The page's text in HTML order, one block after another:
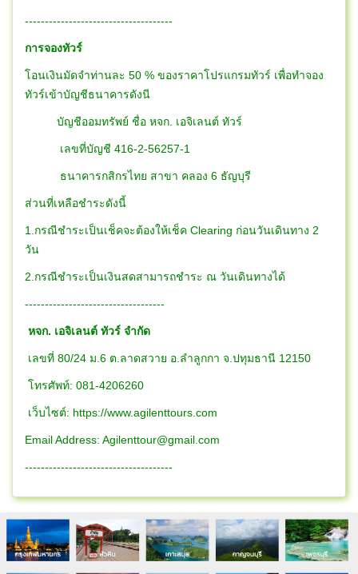
-------------------------------------
การจองทัวร์
โอนเงินมัดจำท่านละ 50 % ของราคาโปรแกรมทัวร์ เพื่อทำจอง
ทัวร์เข้าบัญชีธนาคารดังนี
บัญชีออมทรัพย์ ชื่อ หจก. เอจิเลนต์ ทัวร์
เลขที่บัญชี 416-2-56257-1
ธนาคารกสิกรไทย สาขา คลอง 6 ธัญบุรี
ส่วนที่เหลือชำระดังนี้
1.กรณีชำระเป็นเช็คจะต้องให้เช็ค Clearing ก่อนวันเดินทาง 2
วัน
2.กรณีชำระเป็นเงินสดสามารถชำระ ณ วันเดินทางได้
-----------------------------------
หจก. เอจิเลนต์ ทัวร์ จำกัด
เลขที่ 80/24 ม.6 ต.ลาดสวาย อ.ลำลูกกา จ.ปทุมธานี 12150
โทรศัพท์: 081-4206260
เว็บไซต์: https://www.agilenttours.com
Email Address: Agilenttour@gmail.com
-------------------------------------